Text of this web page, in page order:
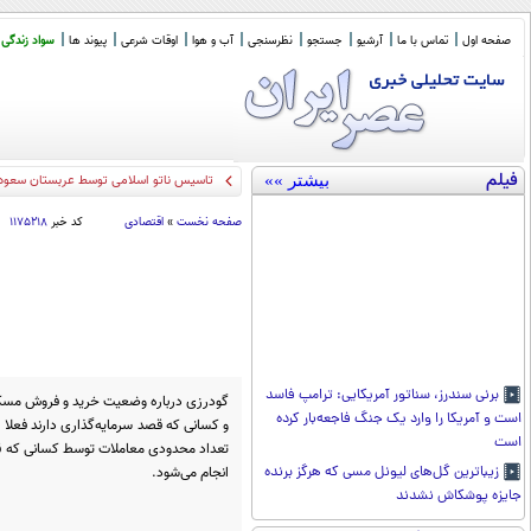
صفحه اول تماس با ما آرشیو جستجو نظرسنجی آب و هوا اوقات شرعی پیوند ها سواد زندگی
فیلم بیشتر »»
برنی سندرز، سناتور آمریکایی: ترامپ فاسد
است و آمریکا را وارد یک جنگ فاجعه‌بار کرده
است
زیباترین گل‌های لیونل مسی که هرگز برنده
جایزه پوشکاش نشدند
تاسیس ناتو اسلامی توسط عربستان
صفحه نخست » اقتصادی کد خبر۱۱۷۵۲۱۸
گودرزی درباره وضعیت خرید و فروش
و کسانی که قصد سرمایه‌گذاری دارند
تعداد محدودی معاملات توسط کسانی
انجام می‌شود.